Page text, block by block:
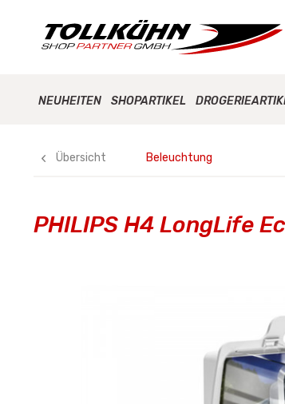
NEUHEITEN SHOPARTIKEL
Übersicht Beleuchtung
PHILIPS H4 LongLife